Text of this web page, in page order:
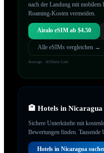
nach der Landung mit mobilem
Roaming-Kosten vermeiden.
Airalo eSIM ab $4.50
Alle eSIMs vergleichen →
Anzeige · Affiliate-Link
🏨 Hotels in Nicaragua
Sichere Unterkünfte mit
Bewertungen finden. Tausende
Hotels in Nicaragua